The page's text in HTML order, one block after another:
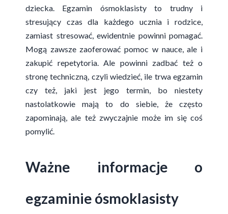
dziecka. Egzamin ósmoklasisty to trudny i
stresujący czas dla każdego ucznia i rodzice,
zamiast stresować, ewidentnie powinni pomagać.
Mogą zawsze zaoferować pomoc w nauce, ale i
zakupić repetytoria. Ale powinni zadbać też o
stronę techniczną, czyli wiedzieć, ile trwa egzamin
czy też, jaki jest jego termin, bo niestety
nastolatkowie mają to do siebie, że często
zapominają, ale też zwyczajnie może im się coś
pomylić.
Ważne informacje o
egzaminie ósmoklasisty